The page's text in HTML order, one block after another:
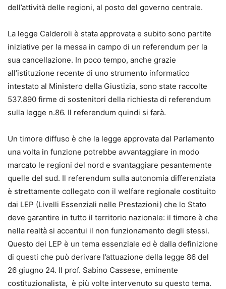
dell’attività delle regioni, al posto del governo centrale.
La legge Calderoli è stata approvata e subito sono partite
iniziative per la messa in campo di un referendum per la
sua cancellazione. In poco tempo, anche grazie
all’istituzione recente di uno strumento informatico
intestato al Ministero della Giustizia, sono state raccolte
537.890 firme di sostenitori della richiesta di referendum
sulla legge n.86. Il referendum quindi si farà.
Un timore diffuso è che la legge approvata dal Parlamento
una volta in funzione potrebbe avvantaggiare in modo
marcato le regioni del nord e svantaggiare pesantemente
quelle del sud. Il referendum sulla autonomia differenziata
è strettamente collegato con il welfare regionale costituito
dai LEP (Livelli Essenziali nelle Prestazioni) che lo Stato
deve garantire in tutto il territorio nazionale: il timore è che
nella realtà si accentui il non funzionamento degli stessi.
Questo dei LEP è un tema essenziale ed è dalla definizione
di questi che può derivare l’attuazione della legge 86 del
26 giugno 24. Il prof. Sabino Cassese, eminente
costituzionalista, è più volte intervenuto su questo tema.